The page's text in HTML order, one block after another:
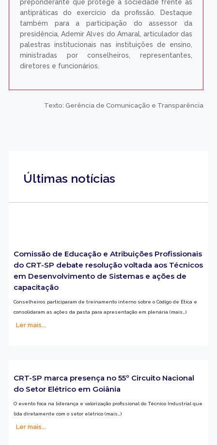
preponderante que protege a sociedade frente às
antipráticas do exercício da profissão. Destaque
também para a participação do assessor da
presidência, Ademir Alves do Amaral, articulador das
palestras institucionais nas instituições de ensino,
ministradas por conselheiros, representantes,
diretores e funcionários.
Texto: Gerência de Comunicação e Transparência
Últimas notícias
Comissão de Educação e Atribuições Profissionais
do CRT-SP debate resolução voltada aos Técnicos
em Desenvolvimento de Sistemas e ações de
capacitação
Conselheiros participaram de treinamento interno sobre o Código de Ética e
consolidaram as ações da pasta para apresentação em plenária (mais…)
Ler mais...
CRT-SP marca presença no 55º Circuito Nacional
do Setor Elétrico em Goiânia
O evento foca na liderança e valorização profissional do Técnico Industrial que
lida diretamente com o setor elétrico (mais…)
Ler mais...